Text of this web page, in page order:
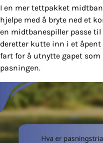
I en mer tettpakket
hjelpe med å bryte ned et
en midtbanespiller passe
deretter kutte inn i et
fart for å utnytte gapet som
pasningen.